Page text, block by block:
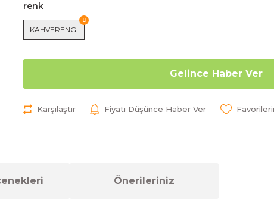
renk
KAHVERENGI
Gelince Haber Ver
Karşılaştır Fiyatı Düşünce Haber Ver
Önerileriniz